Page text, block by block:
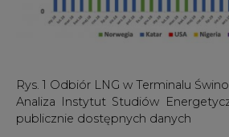
największe spadki zanotował,
Energy, Inc., największy